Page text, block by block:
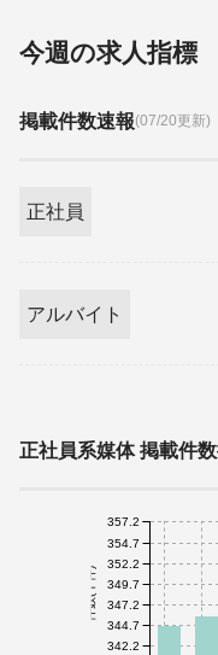
今週の求人指標
掲載件数速報(07/20更新)
正社員
アルバイト
正社員系媒体 掲載件
件数(千件)
342.2
344.7
347.2
349.7
352.2
354.7
357.2